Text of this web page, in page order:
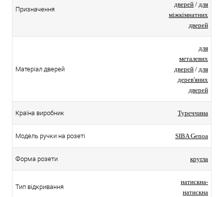
Призначення
дверей / для
міжкімнатних
дверей
Матеріал дверей
для
металевих
дверей / для
дерев'яних
дверей
Країна виробник Туреччина
Модель ручки на розеті SIBA Genoa
Форма розети кругла
Тип відкривання
натискна-
натискна